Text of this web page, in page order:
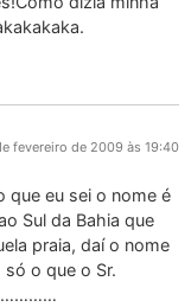
fevereiro de 2009 às 19:40
que eu sei o nome é
Sul da Bahia que
praia, daí o nome
só o que o Sr.